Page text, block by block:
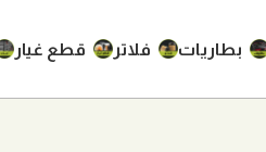
بطاريات فلاتر قطع غيار